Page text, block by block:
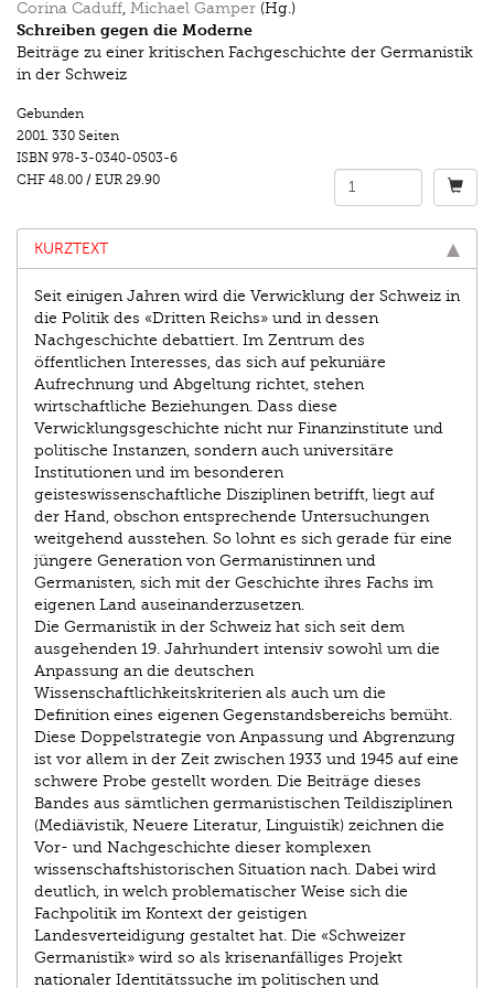
Corina Caduff Michael Gamper (Hg.)
Schreiben gegen die Moderne
Beiträge zu einer kritischen Fachgeschichte der Germanistik
in der Schweiz
Gebunden
2001. 330 Seiten
ISBN 978-3-0340-0503-6
CHF 48.00 / EUR 29.90
KURZTEXT
Seit einigen Jahren wird die Verwicklung der Schweiz in
die Politik des «Dritten Reichs» und in dessen
Nachgeschichte debattiert. Im Zentrum des
öffentlichen Interesses, das sich auf pekuniäre
Aufrechnung und Abgeltung richtet, stehen
wirtschaftliche Beziehungen. Dass diese
Verwicklungsgeschichte nicht nur Finanzinstitute und
politische Instanzen, sondern auch universitäre
Institutionen und im besonderen
geisteswissenschaftliche Disziplinen betrifft, liegt auf
der Hand, obschon entsprechende Untersuchungen
weitgehend ausstehen. So lohnt es sich gerade für eine
jüngere Generation von Germanistinnen und
Germanisten, sich mit der Geschichte ihres Fachs im
eigenen Land auseinanderzusetzen.
Die Germanistik in der Schweiz hat sich seit dem
ausgehenden 19. Jahrhundert intensiv sowohl um die
Anpassung an die deutschen
Wissenschaftlichkeitskriterien als auch um die
Definition eines eigenen Gegenstandsbereichs bemüht.
Diese Doppelstrategie von Anpassung und Abgrenzung
ist vor allem in der Zeit zwischen 1933 und 1945 auf eine
schwere Probe gestellt worden. Die Beiträge dieses
Bandes aus sämtlichen germanistischen Teildisziplinen
(Mediävistik, Neuere Literatur, Linguistik) zeichnen die
Vor- und Nachgeschichte dieser komplexen
wissenschaftshistorischen Situation nach. Dabei wird
deutlich, in welch problematischer Weise sich die
Fachpolitik im Kontext der geistigen
Landesverteidigung gestaltet hat. Die «Schweizer
Germanistik» wird so als krisenanfälliges Projekt
nationaler Identitätssuche im politischen und